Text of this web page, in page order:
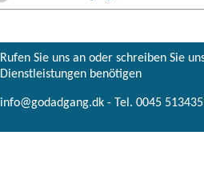
Rufen Sie uns an oder schreiben Sie
Dienstleistungen benötigen
info@godadgang.dk - Tel. 0045